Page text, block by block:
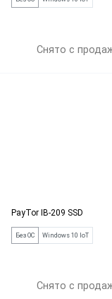
Снято с
PayTor IB-209 SSD
Без ОС Windows 10 IoT
Снято с